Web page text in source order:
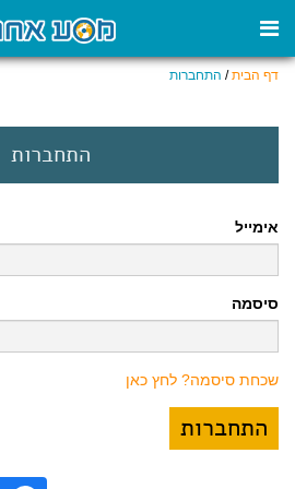
דף הבית/ התחברות
התחברות
אימייל
סיסמה
שכחת סיסמה? לחץ כאן